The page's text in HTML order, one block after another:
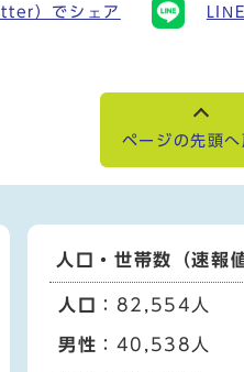
）でシェア
ページの先頭へ
人口・世帯数（速報
人口 ：82,554人
男性 ：40,538人